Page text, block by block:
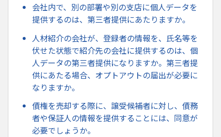
会社内で、別の部署や別の支店に個人データを
提供するのは、第三者提供にあたりますか。
人材紹介の会社が、登録者の情報を、氏名等を
伏せた状態で紹介先の会社に提供するのは、個
人データの第三者提供になりますか。第三者提
供にあたる場合、オプトアウトの届出が必要に
なりますか。
債権を売却する際に、譲受候補者に対し、債務
者や保証人の情報を提供することには、同意が
必要でしょうか。